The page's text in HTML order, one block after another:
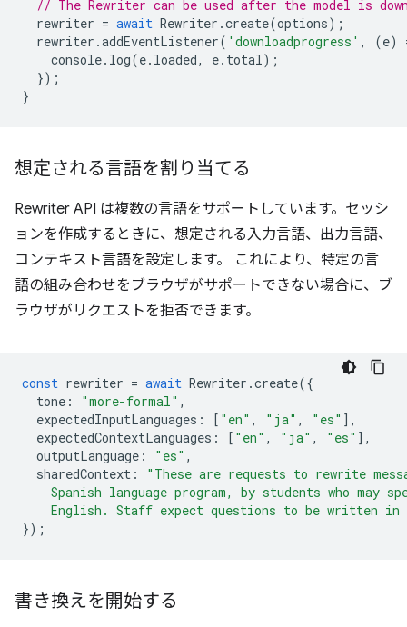
// The Rewriter can be used after the model is
rewriter = await Rewriter .create(options);
rewriter .addEventListener( 'downloadprogress' , (e)
console. log(e. loaded, e. total);
});
}
想定される言語を割り当てる
Rewriter API は複数の言語をサポートしています。セッシ
ョンを作成するときに、想定される入力言語、出力言語、
コンテキスト言語を設定します。 これにより、特定の言
語の組み合わせをブラウザがサポートできない場合に、ブ
ラウザがリクエストを拒否できます。
const rewriter = await Rewriter .create({
tone : "more-formal" ,
expectedInputLanguages : [ "en" , "ja" , "es" ],
expectedContextLanguages : [ "en" , "ja" , "es" ],
outputLanguage : "es" ,
sharedContext :
"These are requests to rewrite
Spanish language program, by students who may
English. Staff expect questions to be written in
});
書き換えを開始する